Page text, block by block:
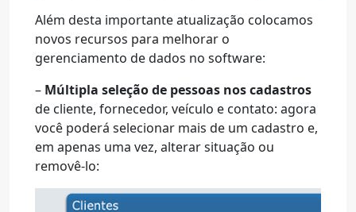
Além desta importante atualização colocamos
novos recursos para melhorar o
gerenciamento de dados no software:
– Múltipla seleção de pessoas nos cadastros
de cliente, fornecedor, veículo e contato: agora
você poderá selecionar mais de um cadastro e,
em apenas uma vez, alterar situação ou
removê-lo: